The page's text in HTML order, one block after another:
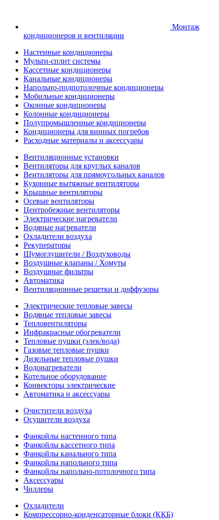
Монтаж
кондиционеров и вентиляции
Настенные кондиционеры
Мульти-сплит системы
Кассетные кондиционеры
Канальные кондиционеры
Напольно-подпотолочные кондиционеры
Мобильные кондиционеры
Оконные кондиционеры
Колонные кондиционеры
Полупромышленные кондиционеры
Кондиционеры для винных погребов
Расходные материалы и аксессуары
Вентиляционные установки
Вентиляторы для круглых каналов
Вентиляторы для прямоугольных каналов
Кухонные вытяжные вентиляторы
Крышные вентиляторы
Осевые вентиляторы
Центробежные вентиляторы
Электрические нагреватели
Водяные нагреватели
Охладители воздуха
Рекуператоры
Шумоглушители / Воздуховоды
Воздушные клапаны / Хомуты
Воздушные фильтры
Автоматика
Вентиляционные решетки и диффузоры
Электрические тепловые завесы
Водяные тепловые завесы
Тепловентиляторы
Инфракрасные обогреватели
Тепловые пушки (элек/вода)
Газовые тепловые пушки
Дизельные тепловые пушки
Водонагреватели
Котельное оборудование
Конвекторы электрические
Автоматика и аксессуары
Очистители воздуха
Осушители воздуха
Фанкойлы настенного типа
Фанкойлы кассетного типа
Фанкойлы канального типа
Фанкойлы напольного типа
Фанкойлы напольно-потолочного типа
Аксессуары
Чиллеры
Охладители
Компрессорно-конденсаторные блоки (ККБ)